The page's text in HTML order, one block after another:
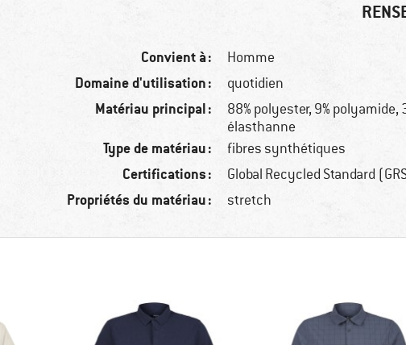
Convient à : Homme
Domaine d'utilisation : quotidien
Matériau principal :
88% polyester, 9% polyamide,
élasthanne
Type de matériau : fibres synthétiques
Certifications : Global Recycled Standard
Propriétés du matériau : stretch